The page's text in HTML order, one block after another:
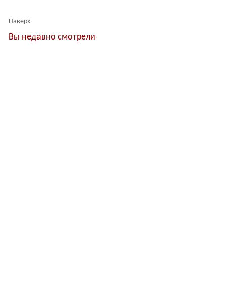
Наверх
Вы недавно смотрели